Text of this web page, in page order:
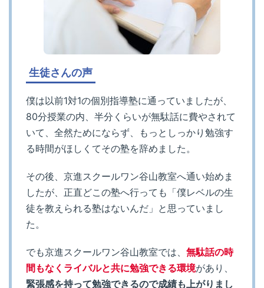
生徒さんの声
僕は以前1対1の個別指導塾に通っていましたが、
80分授業の内、半分くらいが無駄話に費やされて
いて、全然ためにならず、もっとしっかり勉強す
る時間がほしくてその塾を辞めました。
その後、京進スクールワン谷山教室へ通い始めま
したが、正直どこの塾へ行っても「僕レベルの生
徒を教えられる塾はないんだ」と思っていまし
た。
でも京進スクールワン谷山教室では、 無駄話の時
間もなくライバルと共に勉強できる環境があり、
緊張感を持って勉強できるので成績も上がりまし